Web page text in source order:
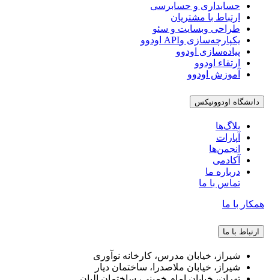
حسابداری و حسابرسی
ارتباط با مشتریان
طراحی وبسایت و سئو
یکپارچه‌سازی وAPI اودوو
پیاده‌سازی اودوو
ارتقاء اودوو
آموزش اودوو
دانشگاه اودوونیکس
بلاگ‌ها
آپارات
انجمن‌ها
آکادمی
درباره ما
تماس با ما
همکار با ما
ارتباط با ما
شیراز، خیابان مدرس، کارخانه نوآوری
شیراز، خیابان ملاصدرا، ساختمان دیار